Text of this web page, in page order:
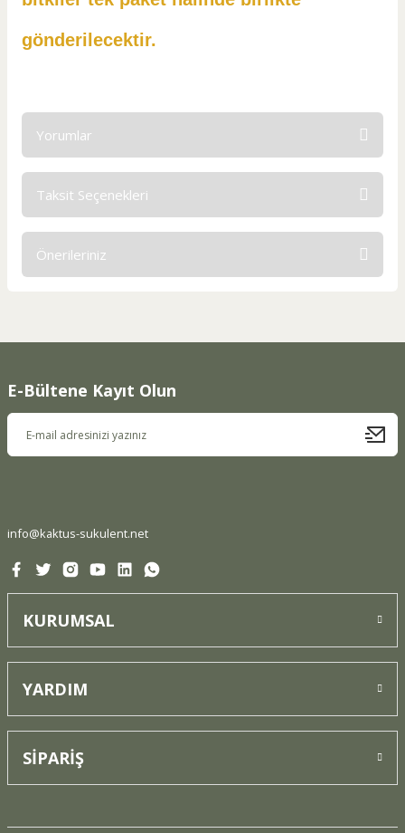
gönderilecektir.
Yorumlar
Taksit Seçenekleri
Önerileriniz
Ürün resmi kalitesiz, bozuk veya görüntülenemiyor.
E-Bültene Kayıt Olun
info@kaktus-sukulent.net
KURUMSAL
YARDIM
SİPARİŞ